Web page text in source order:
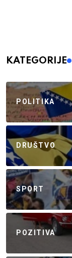
KATEGORIJE
POLITIKA
DRUŠTVO
SPORT
POZITIVA